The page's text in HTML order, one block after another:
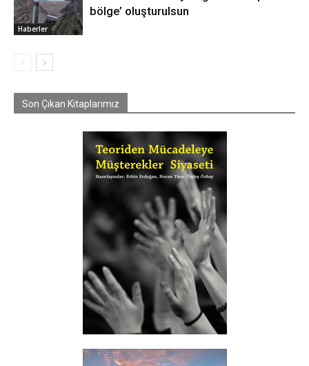
Haberler
bölge’ oluşturulsun
Son Çıkan Kitaplarımız